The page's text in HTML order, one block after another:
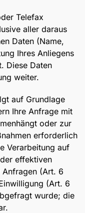
Telefax
aller daraus
Daten (Name,
Ihres Anliegens
Diese Daten
weiter.
auf Grundlage
Ihre Anfrage mit
oder zur
erforderlich
Verarbeitung auf
effektiven
Anfragen (Art. 6
(Art. 6
wurde; die